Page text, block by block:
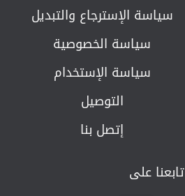
سياسة الإسترجاع والتبديل​
سياسة الخصوصية
سياسة الإستخدام
التوصيل
إتصل بنا
تابعنا على